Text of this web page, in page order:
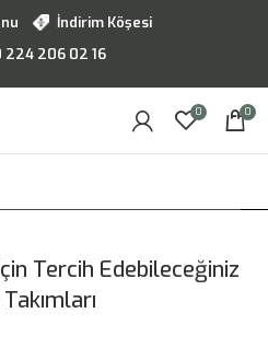
İndirim Köşesi
224 206 02 16
0 0
Tercih Edebileceğiniz